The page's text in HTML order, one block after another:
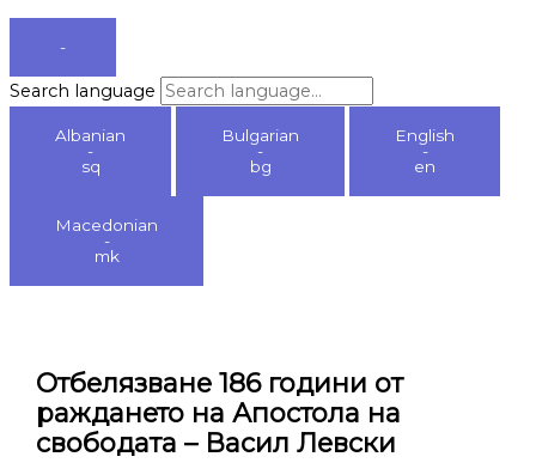
-
Search language
Albanian
-
sq
Bulgarian
-
bg
English
-
en
Macedonian
-
mk
Oтбелязване 186 години от
раждането на Апостола на
свободата – Васил Левски